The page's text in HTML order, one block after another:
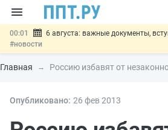
00:01
6 августа: важные документы,
#новости
05.08 Обновили сообщения НПФ о
сбережений#новости
05.08 Систему страхования вкладов
05.08
Подписан закон об
Главная Россию избавят от
Опубликовано: 26 фев2013